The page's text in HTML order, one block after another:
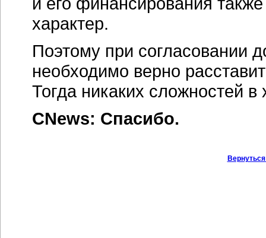
характер.
Поэтому при согласовании
необходимо верно
Тогда никаких сложностей в
CNews: Спасибо.